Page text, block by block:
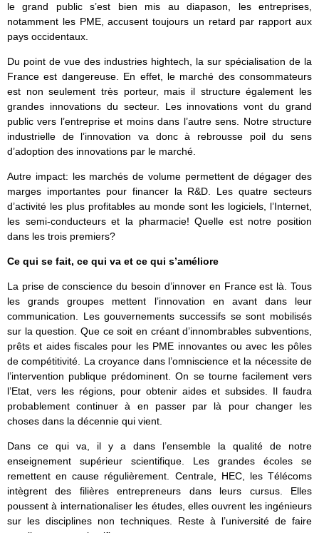
le grand public s’est bien mis au diapason, les entreprises,
notamment les PME, accusent toujours un retard par rapport aux
pays occidentaux.
Du point de vue des industries hightech, la sur spécialisation de la
France est dangereuse. En effet, le marché des consommateurs
est non seulement très porteur, mais il structure également les
grandes innovations du secteur. Les innovations vont du grand
public vers l’entreprise et moins dans l’autre sens. Notre structure
industrielle de l’innovation va donc à rebrousse poil du sens
d’adoption des innovations par le marché.
Autre impact: les marchés de volume permettent de dégager des
marges importantes pour financer la R&D. Les quatre secteurs
d’activité les plus profitables au monde sont les logiciels, l’Internet,
les semi-conducteurs et la pharmacie! Quelle est notre position
dans les trois premiers?
Ce qui se fait, ce qui va et ce qui s’améliore
La prise de conscience du besoin d’innover en France est là. Tous
les grands groupes mettent l’innovation en avant dans leur
communication. Les gouvernements successifs se sont mobilisés
sur la question. Que ce soit en créant d’innombrables subventions,
prêts et aides fiscales pour les PME innovantes ou avec les pôles
de compétitivité. La croyance dans l’omniscience et la nécessite de
l’intervention publique prédominent. On se tourne facilement vers
l’Etat, vers les régions, pour obtenir aides et subsides. Il faudra
probablement continuer à en passer par là pour changer les
choses dans la décennie qui vient.
Dans ce qui va, il y a dans l’ensemble la qualité de notre
enseignement supérieur scientifique. Les grandes écoles se
remettent en cause régulièrement. Centrale, HEC, les Télécoms
intègrent des filières entrepreneurs dans leurs cursus. Elles
poussent à internationaliser les études, elles ouvrent les ingénieurs
sur les disciplines non techniques. Reste à l’université de faire